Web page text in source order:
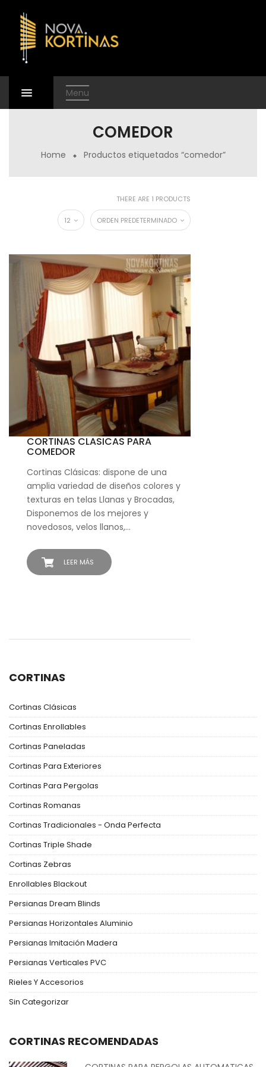
Menu
COMEDOR
Home Productos etiquetados “comedor”
CORTINAS
Cortinas Clásicas
Cortinas Enrollables
Cortinas Paneladas
Cortinas Para Exteriores
Cortinas Para Pergolas
Cortinas Romanas
Cortinas Tradicionales - Onda Perfecta
Cortinas Triple Shade
Cortinas Zebras
Enrollables Blackout
Persianas Dream Blinds
Persianas Horizontales Aluminio
Persianas Imitación Madera
Persianas Verticales PVC
Rieles Y Accesorios
Sin Categorizar
CORTINAS RECOMENDADAS
THERE ARE 1 PRODUCTS
ORDEN PREDETERMINADO
12
LEER MÁS
CORTINAS CLASICAS PARA
COMEDOR
Cortinas Clásicas: dispone de una
amplia variedad de diseños colores y
texturas en telas Llanas y Brocadas,
Disponemos de los mejores y
novedosos, velos llanos,…